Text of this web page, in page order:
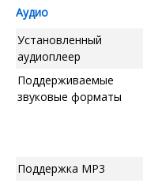
Аудио
Установленный
аудиоплеер
Поддерживаемые
звуковые форматы
Поддержка MP3